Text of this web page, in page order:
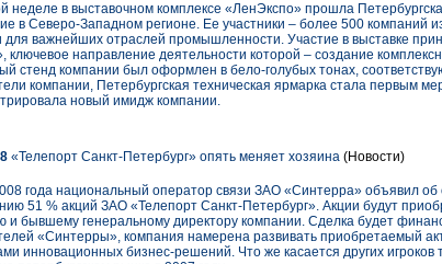
неделе в выставочном комплексе «ЛенЭкспо» прошла
в Северо-Западном регионе. Ее участники – более 500 компаний
для важнейших отраслей промышленности. Участие в выставке
ключевое направление деятельности которой – создание
стенд компании был оформлен в бело-голубых тонах,
компании, Петербургская техническая ярмарка стала первым
новый имидж компании.
«Телепорт Санкт-Петербург» опять меняет хозяина (Новости)
года национальный оператор связи ЗАО «Синтерра» объявил
51 % акций ЗАО «Телепорт Санкт-Петербург». Акции будут
и бывшему генеральному директору компании. Сделка будет
«Синтерры», компания намерена развивать приобретаемый
инновационных бизнес-решений. Что же касается других